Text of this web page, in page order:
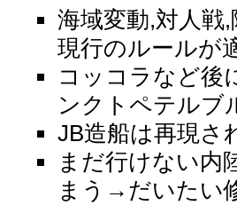
海域変動,対人戦
現行のルールが
コッコラなど後
ンクトペテルブ
JB造船は再現さ
まだ行けない内
まう→だいたい